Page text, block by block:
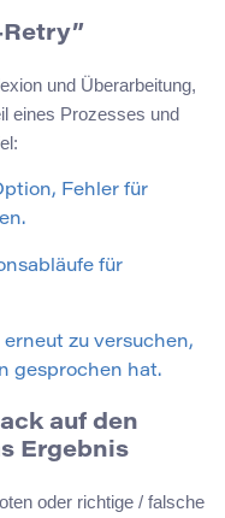
und Überarbeitung,
eines Prozesses und
Fehler für
für
zu versuchen,
gesprochen hat.
auf den
Ergebnis
oder richtige / falsche